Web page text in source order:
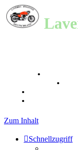
•
•
•
•
Zum Inhalt
Schnellzugriff